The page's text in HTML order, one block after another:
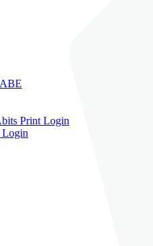
Print Login
Login